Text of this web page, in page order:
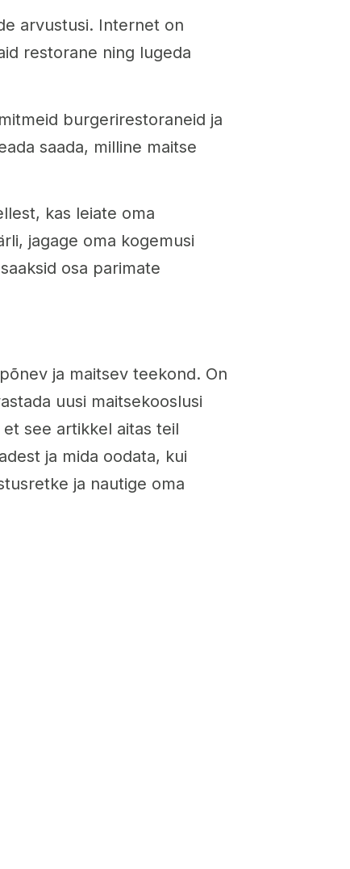
arvustusi. Internet on
restorane ning lugeda
burgerirestoraneid ja
saada, milline maitse
kas leiate oma
jagage oma kogemusi
osa parimate
ja maitsev teekond. On
uusi maitsekooslusi
see artikkel aitas teil
ja mida oodata, kui
ja nautige oma